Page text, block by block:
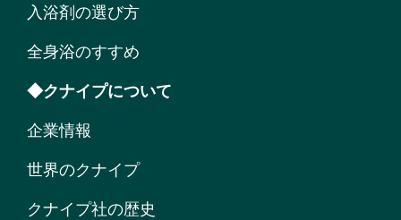
入浴剤の選び方
全身浴のすすめ
◆クナイプについて
企業情報
世界のクナイプ
クナイプ社の歴史